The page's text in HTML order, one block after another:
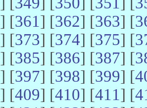
] [361] [362] [363] [
] [373] [374] [375] [
] [385] [386] [387] [
] [397] [398] [399] [
] [409] [410] [411] [